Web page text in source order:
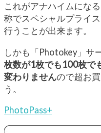
これがアナハイムにな
称でスペシャルプライ
行うことが出来ます。
しかも「Photokey」サ
枚数が1枚でも100枚で
変わりませんので超お
う。
PhotoPass+